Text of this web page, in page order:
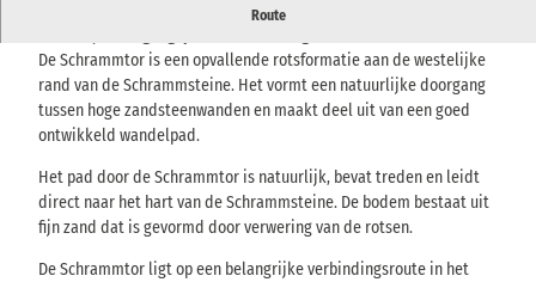
Route
Het wandelpad loopt tussen hoge zandstenen muren als een
De Schrammtor is een opvallende rotsformatie aan de westelijke
rand van de Schrammsteine. Het vormt een natuurlijke doorgang
tussen hoge zandsteenwanden en maakt deel uit van een goed
ontwikkeld wandelpad.
Het pad door de Schrammtor is natuurlijk, bevat treden en leidt
direct naar het hart van de Schrammsteine. De bodem bestaat uit
fijn zand dat is gevormd door verwering van de rotsen.
De Schrammtor ligt op een belangrijke verbindingsroute in het